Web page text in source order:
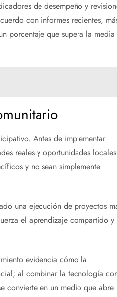
de desempeño y
con informes recientes,
porcentaje que supera la media
Antes de implementar
reales y oportunidades
y no sean simplemente
una ejecución de proyectos
el aprendizaje compartido y
evidencia cómo la
al combinar la tecnología
convierte en un medio que abre